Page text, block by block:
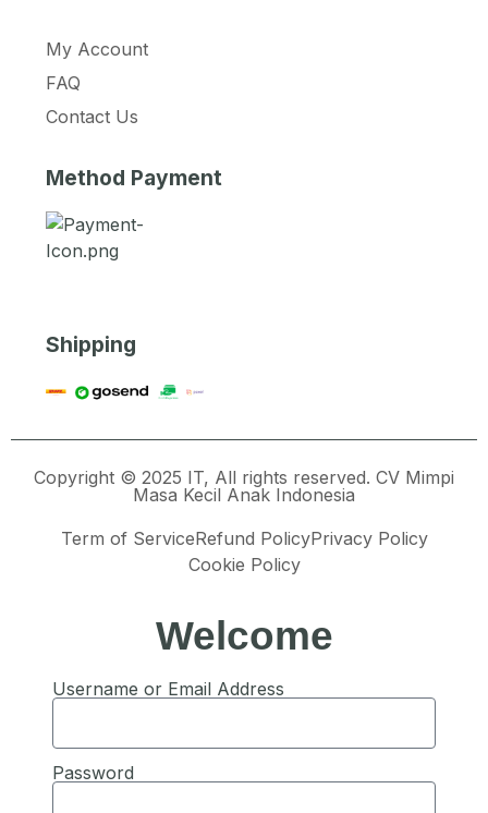
My Account
FAQ
Contact Us
Method Payment
Shipping
Copyright © 2025 IT, All rights reserved. CV Mimpi
Masa Kecil Anak Indonesia
Term of ServiceRefund PolicyPrivacy Policy
Cookie Policy
Welcome
Username or Email Address
Password